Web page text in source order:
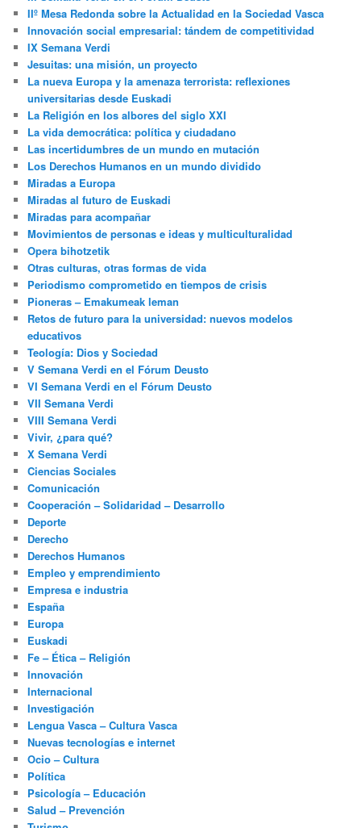
IIº Mesa Redonda sobre la Actualidad en la Sociedad Vasca
Innovación social empresarial: tándem de competitividad
IX Semana Verdi
Jesuitas: una misión, un proyecto
La nueva Europa y la amenaza terrorista: reflexiones
universitarias desde Euskadi
La Religión en los albores del siglo XXI
La vida democrática: política y ciudadano
Las incertidumbres de un mundo en mutación
Los Derechos Humanos en un mundo dividido
Miradas a Europa
Miradas al futuro de Euskadi
Miradas para acompañar
Movimientos de personas e ideas y multiculturalidad
Opera bihotzetik
Otras culturas, otras formas de vida
Periodismo comprometido en tiempos de crisis
Pioneras – Emakumeak leman
Retos de futuro para la universidad: nuevos modelos
educativos
Teología: Dios y Sociedad
V Semana Verdi en el Fórum Deusto
VI Semana Verdi en el Fórum Deusto
VII Semana Verdi
VIII Semana Verdi
Vivir, ¿para qué?
X Semana Verdi
Ciencias Sociales
Comunicación
Cooperación – Solidaridad – Desarrollo
Deporte
Derecho
Derechos Humanos
Empleo y emprendimiento
Empresa e industria
España
Europa
Euskadi
Fe – Ética – Religión
Innovación
Internacional
Investigación
Lengua Vasca – Cultura Vasca
Nuevas tecnologías e internet
Ocio – Cultura
Política
Psicología – Educación
Salud – Prevención